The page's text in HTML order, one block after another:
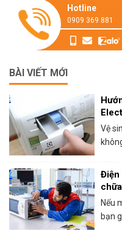
Hotline
0909 369 881
BÀI VIẾT MỚI
Vệ
Điện
Nếu
bạn